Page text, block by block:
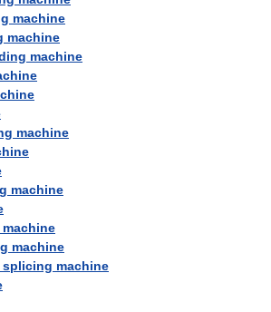
machine
machine
machine
machine
machine
machine
machine